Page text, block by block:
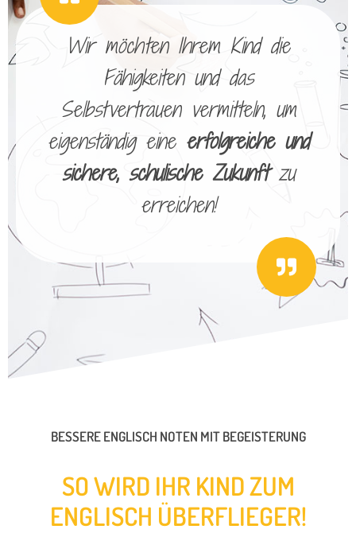
Wir möchten Ihrem Kind die
Fähigkeiten und das
Selbstvertrauen vermitteln, um
eigenständig eine erfolgreiche und
sichere, schulische Zukunftzu
erreichen!
BESSERE ENGLISCH NOTEN MIT BEGEISTERUNG
SO WIRD IHR KIND ZUM
ENGLISCH ÜBERFLIEGER!